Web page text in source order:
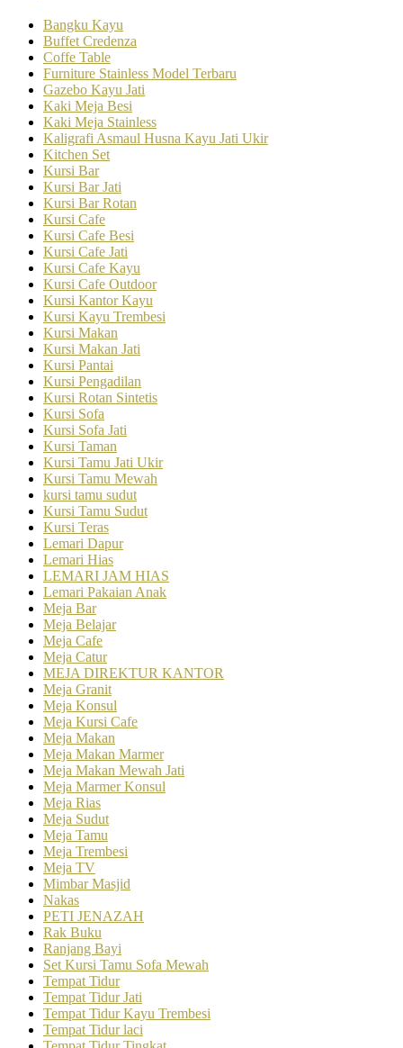
Bangku Kayu
Buffet Credenza
Coffe Table
Furniture Stainless Model Terbaru
Gazebo Kayu Jati
Kaki Meja Besi
Kaki Meja Stainless
Kaligrafi Asmaul Husna Kayu Jati Ukir
Kitchen Set
Kursi Bar
Kursi Bar Jati
Kursi Bar Rotan
Kursi Cafe
Kursi Cafe Besi
Kursi Cafe Jati
Kursi Cafe Kayu
Kursi Cafe Outdoor
Kursi Kantor Kayu
Kursi Kayu Trembesi
Kursi Makan
Kursi Makan Jati
Kursi Pantai
Kursi Pengadilan
Kursi Rotan Sintetis
Kursi Sofa
Kursi Sofa Jati
Kursi Taman
Kursi Tamu Jati Ukir
Kursi Tamu Mewah
kursi tamu sudut
Kursi Tamu Sudut
Kursi Teras
Lemari Dapur
Lemari Hias
LEMARI JAM HIAS
Lemari Pakaian Anak
Meja Bar
Meja Belajar
Meja Cafe
Meja Catur
MEJA DIREKTUR KANTOR
Meja Granit
Meja Konsul
Meja Kursi Cafe
Meja Makan
Meja Makan Marmer
Meja Makan Mewah Jati
Meja Marmer Konsul
Meja Rias
Meja Sudut
Meja Tamu
Meja Trembesi
Meja TV
Mimbar Masjid
Nakas
PETI JENAZAH
Rak Buku
Ranjang Bayi
Set Kursi Tamu Sofa Mewah
Tempat Tidur
Tempat Tidur Jati
Tempat Tidur Kayu Trembesi
Tempat Tidur laci